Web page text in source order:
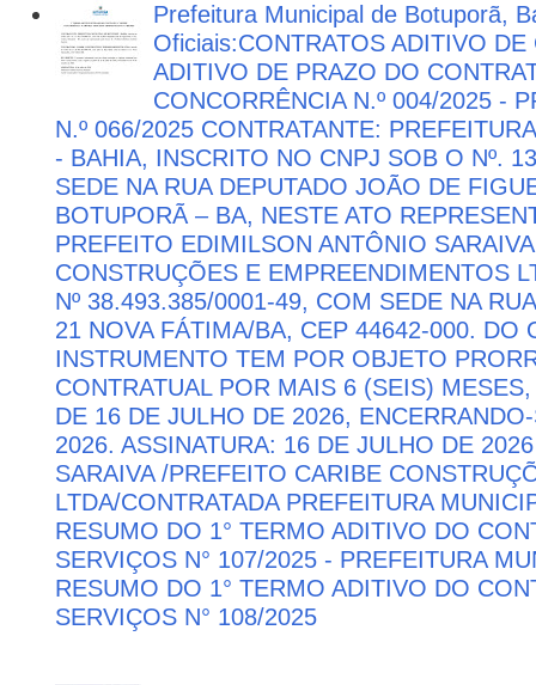
Prefeitura Municipal de Botuporã,
Oficiais:CONTRATOS ADITIVO DE
ADITIVO DE PRAZO DO
CONCORRÊNCIA N.º 004/2025 -
N.º 066/2025 CONTRATANTE:
- BAHIA, INSCRITO NO CNPJ SOB O Nº.
SEDE NA RUA DEPUTADO JOÃO DE
BOTUPORÃ – BA, NESTE ATO
PREFEITO EDIMILSON ANTÔNIO
CONSTRUÇÕES E EMPREENDIMENTOS
Nº 38.493.385/0001-49, COM SEDE NA
21 NOVA FÁTIMA/BA, CEP 44642-000. DO
INSTRUMENTO TEM POR OBJETO
CONTRATUAL POR MAIS 6 (SEIS)
DE 16 DE JULHO DE 2026,
2026. ASSINATURA: 16 DE JULHO DE
SARAIVA /PREFEITO CARIBE
LTDA/CONTRATADA PREFEITURA
RESUMO DO 1° TERMO ADITIVO DO
SERVIÇOS N° 107/2025 - PREFEITURA
RESUMO DO 1° TERMO ADITIVO DO
SERVIÇOS N° 108/2025